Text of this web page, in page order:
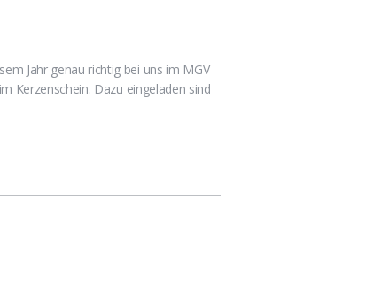
Jahr genau richtig bei uns im MGV
Kerzenschein. Dazu eingeladen sind